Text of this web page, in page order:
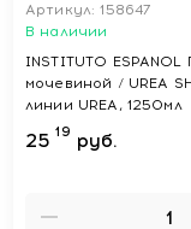
Артикул: 158647
В наличии
INSTITUTO
мочевиной / UREA
линии UREA, 1250мл
25 19 руб.